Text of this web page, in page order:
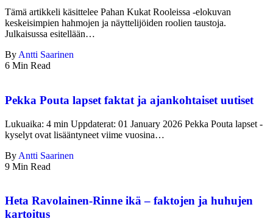
Tämä artikkeli käsittelee Pahan Kukat Rooleissa -elokuvan
keskeisimpien hahmojen ja näyttelijöiden roolien taustoja.
Julkaisussa esitellään…
By Antti Saarinen
6 Min Read
Pekka Pouta lapset faktat ja ajankohtaiset uutiset
Lukuaika: 4 min Uppdaterat: 01 January 2026 Pekka Pouta lapset -
kyselyt ovat lisääntyneet viime vuosina…
By Antti Saarinen
9 Min Read
Heta Ravolainen-Rinne ikä – faktojen ja huhujen
kartoitus